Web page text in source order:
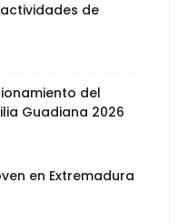
de
del
Guadiana 2026
en Extremadura